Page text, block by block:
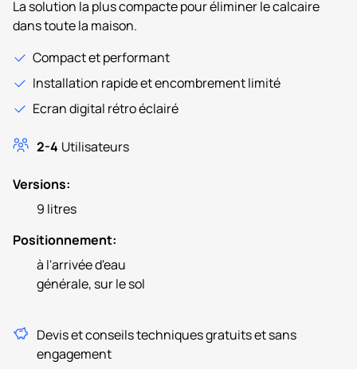
La solution la plus compacte pour éliminer le calcaire
dans toute la maison.
Compact et performant
Installation rapide et encombrement limité
Ecran digital rétro éclairé
2-4 Utilisateurs
Versions:
9 litres
Positionnement:
à l'arrivée d'eau
générale, sur le sol
Devis et conseils techniques gratuits et sans
engagement